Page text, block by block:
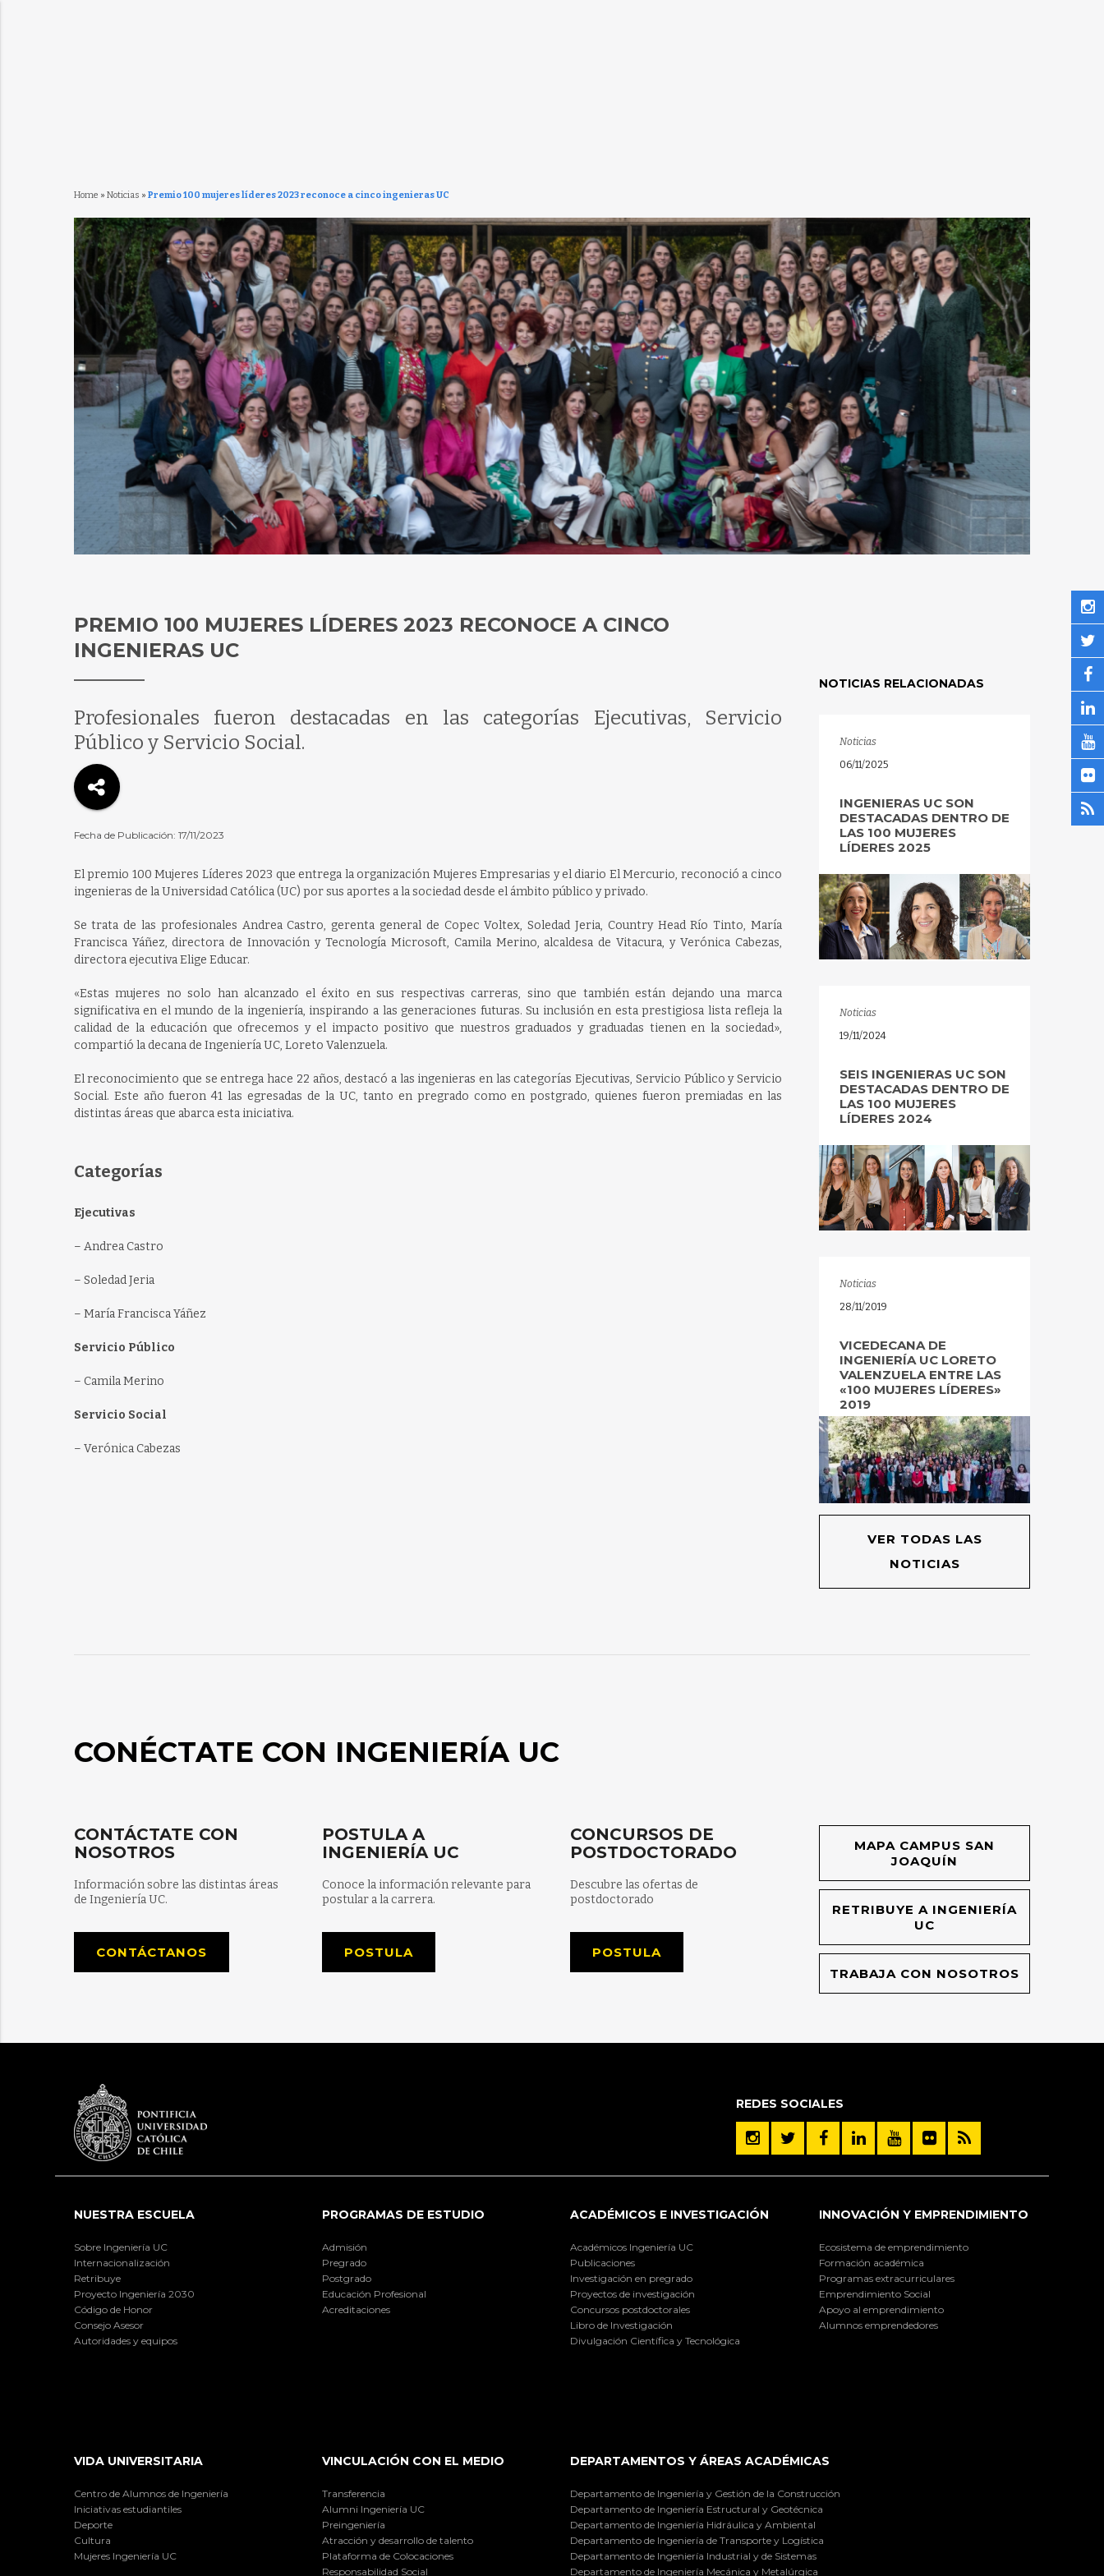
Home » Noticias » Premio 100 mujeres líderes 2023 reconoce a cinco ingenieras UC
PREMIO 100 MUJERES LÍDERES 2023 RECONOCE A CINCO
INGENIERAS UC
Profesionales fueron destacadas en las categorías Ejecutivas, Servicio
Público y Servicio Social.
Fecha de Publicación: 17/11/2023
El premio 100 Mujeres Líderes 2023 que entrega la organización Mujeres Empresarias y el diario El Mercurio, reconoció a cinco
ingenieras de la Universidad Católica (UC) por sus aportes a la sociedad desde el ámbito público y privado.
Se trata de las profesionales Andrea Castro, gerenta general de Copec Voltex, Soledad Jeria, Country Head Río Tinto, María
Francisca Yáñez, directora de Innovación y Tecnología Microsoft, Camila Merino, alcaldesa de Vitacura, y Verónica Cabezas,
directora ejecutiva Elige Educar.
«Estas mujeres no solo han alcanzado el éxito en sus respectivas carreras, sino que también están dejando una marca
significativa en el mundo de la ingeniería, inspirando a las generaciones futuras. Su inclusión en esta prestigiosa lista refleja la
calidad de la educación que ofrecemos y el impacto positivo que nuestros graduados y graduadas tienen en la sociedad»,
compartió la decana de Ingeniería UC, Loreto Valenzuela.
El reconocimiento que se entrega hace 22 años, destacó a las ingenieras en las categorías Ejecutivas, Servicio Público y Servicio
Social. Este año fueron 41 las egresadas de la UC, tanto en pregrado como en postgrado, quienes fueron premiadas en las
distintas áreas que abarca esta iniciativa.
Categorías
Ejecutivas
– Andrea Castro
– Soledad Jeria
– María Francisca Yáñez
Servicio Público
– Camila Merino
Servicio Social
– Verónica Cabezas
NOTICIAS RELACIONADAS
Noticias
06/11/2025
INGENIERAS UC SON
DESTACADAS DENTRO DE
LAS 100 MUJERES
LÍDERES 2025
Noticias
19/11/2024
SEIS INGENIERAS UC SON
DESTACADAS DENTRO DE
LAS 100 MUJERES
LÍDERES 2024
Noticias
28/11/2019
VICEDECANA DE
INGENIERÍA UC LORETO
VALENZUELA ENTRE LAS
«100 MUJERES LÍDERES»
2019
VER TODAS LAS
NOTICIAS
CONÉCTATE CON INGENIERÍA UC
CONTÁCTATE CON
NOSOTROS
Información sobre las distintas áreas
de Ingeniería UC.
CONTÁCTANOS
POSTULA A
INGENIERÍA UC
Conoce la información relevante para
postular a la carrera.
POSTULA
CONCURSOS DE
POSTDOCTORADO
Descubre las ofertas de
postdoctorado
POSTULA
MAPA CAMPUS SAN
JOAQUÍN
RETRIBUYE A INGENIERÍA
UC
TRABAJA CON NOSOTROS
REDES SOCIALES
NUESTRA ESCUELA
Sobre Ingeniería UC
Internacionalización
Retribuye
Proyecto Ingeniería 2030
Código de Honor
Consejo Asesor
Autoridades y equipos
PROGRAMAS DE ESTUDIO
Admisión
Pregrado
Postgrado
Educación Profesional
Acreditaciones
ACADÉMICOS E INVESTIGACIÓN
Académicos Ingeniería UC
Publicaciones
Investigación en pregrado
Proyectos de investigación
Concursos postdoctorales
Libro de Investigación
Divulgación Científica y Tecnológica
INNOVACIÓN Y EMPRENDIMIENTO
Ecosistema de emprendimiento
Formación académica
Programas extracurriculares
Emprendimiento Social
Apoyo al emprendimiento
Alumnos emprendedores
VIDA UNIVERSITARIA
Centro de Alumnos de Ingeniería
Iniciativas estudiantiles
Deporte
Cultura
Mujeres Ingeniería UC
VINCULACIÓN CON EL MEDIO
Transferencia
Alumni Ingeniería UC
Preingeniería
Atracción y desarrollo de talento
Plataforma de Colocaciones
Responsabilidad Social
DEPARTAMENTOS Y ÁREAS ACADÉMICAS
Departamento de Ingeniería y Gestión de la Construcción
Departamento de Ingeniería Estructural y Geotécnica
Departamento de Ingeniería Hidráulica y Ambiental
Departamento de Ingeniería de Transporte y Logística
Departamento de Ingeniería Industrial y de Sistemas
Departamento de Ingeniería Mecánica y Metalúrgica